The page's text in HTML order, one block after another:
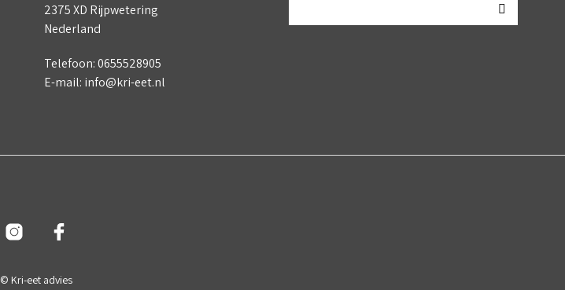
2375 XD Rijpwetering
Nederland
Telefoon: 0655528905
E-mail: info@kri-eet.nl
© Kri-eet advies